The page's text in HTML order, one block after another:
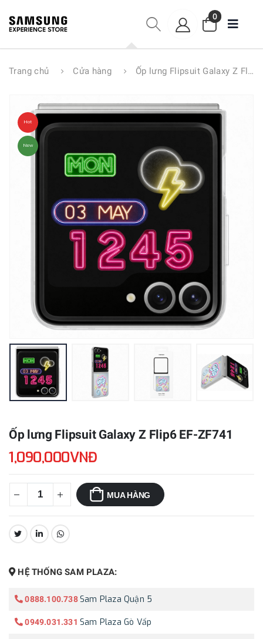
0
Trang chủ Cửa hàng Ốp lưng Flipsuit Galaxy Z Flip6 EF-ZF741
Hot
New
Ốp lưng Flipsuit Galaxy Z Flip6 EF-ZF741
1,090,000VNĐ
MUA HÀNG
CHIA SẺ:
HỆ THỐNG SAM PLAZA:
0888.100.738 Sam Plaza Quận 5
0949.031.331 Sam Plaza Gò Vấp